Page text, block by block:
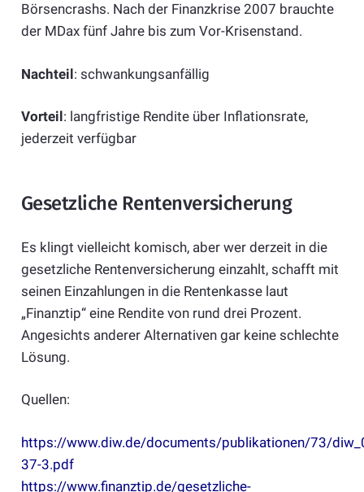
Börsencrashs. Nach der Finanzkrise 2007 brauchte
der MDax fünf Jahre bis zum Vor-Krisenstand.
Nachteil: schwankungsanfällig
Vorteil: langfristige Rendite über Inflationsrate,
jederzeit verfügbar
Gesetzliche Rentenversicherung
Es klingt vielleicht komisch, aber wer derzeit in die
gesetzliche Rentenversicherung einzahlt, schafft mit
seinen Einzahlungen in die Rentenkasse laut
„Finanztip“ eine Rendite von rund drei Prozent.
Angesichts anderer Alternativen gar keine schlechte
Lösung.
Quellen:
https://www.diw.de/documents/publikationen/73/
37-3.pdf
https://www.finanztip.de/gesetzliche-